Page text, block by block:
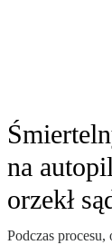
na
orzekł
Podczas